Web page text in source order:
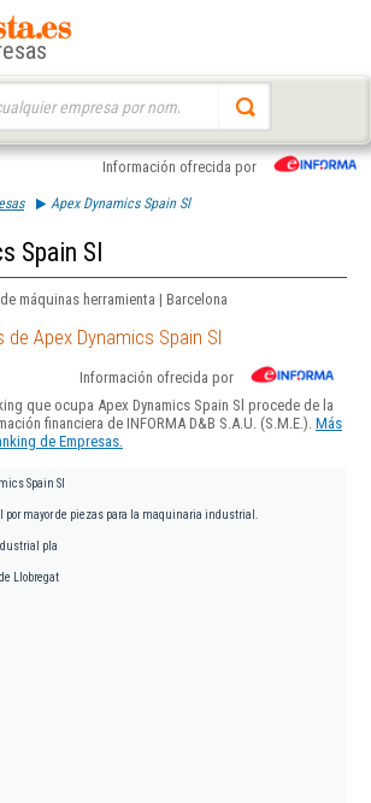
Información ofrecida por
Apex Dynamics Spain Sl
Spain Sl
máquinas herramienta | Barcelona
Apex Dynamics Spain Sl
Información ofrecida por
que ocupa Apex Dynamics Spain Sl procede de la
financiera de INFORMA D&B S.A.U. (S.M.E.). Más
de Empresas.
Spain Sl
por mayor de piezas para la maquinaria industrial.
pla
Llobregat